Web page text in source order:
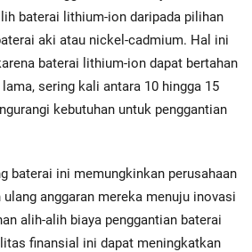
baterai lithium-ion daripada pilihan
aki atau nickel-cadmium. Hal ini
baterai lithium-ion dapat bertahan
sering kali antara 10 hingga 15
kebutuhan untuk penggantian
baterai ini memungkinkan perusahaan
anggaran mereka menuju inovasi
alih-alih biaya penggantian baterai
finansial ini dapat meningkatkan